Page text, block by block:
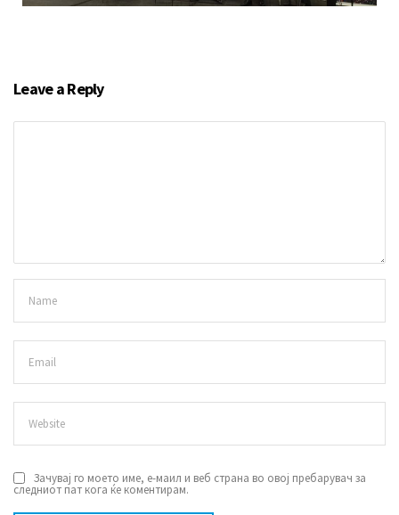
Leave a Reply
Зачувај го моето име, е-маил и веб страна во овој пребарувач за
следниот пат кога ќе коментирам.